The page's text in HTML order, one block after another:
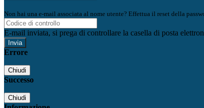
Non hai una e-mail associata al nome utente? Effettua il reset della
E-mail inviata, si prega di controllare la casella di posta
Errore
Chiudi
Successo
Chiudi